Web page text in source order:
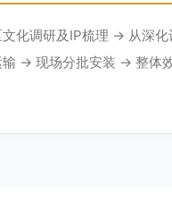
文化调研及IP梳理 → 从深
输 → 现场分批安装 → 整体